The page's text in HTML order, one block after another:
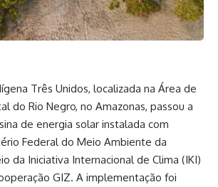
Três Unidos, localizada na Área de
do Rio Negro, no Amazonas, passou a
de energia solar instalada com
Federal do Meio Ambiente da
da Iniciativa Internacional de Clima (IKI)
GIZ. A implementação foi